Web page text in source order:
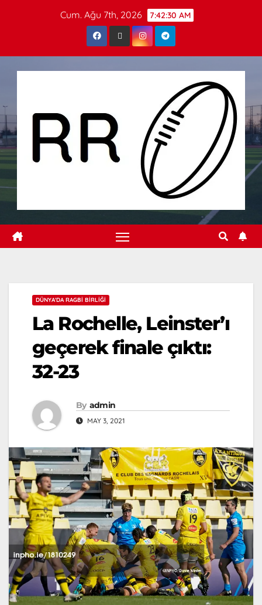
Cum. Ağu 7th, 2026 7:42:31 AM
DÜNYA'DA RAGBI BIRLIĞI
La Rochelle, Leinster’ı
geçerek finale çıktı:
32-23
By admin
MAY 3, 2021